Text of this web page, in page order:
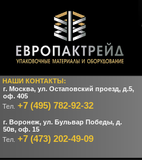
НАШИ КОНТАКТЫ:
г. Москва, ул. Остаповский проезд, д.5,
оф. 405
Тел. +7 (495) 782-92-32
г. Воронеж, ул. Бульвар Победы, д.
50в, оф. 15
Тел. +7 (473) 202-49-09